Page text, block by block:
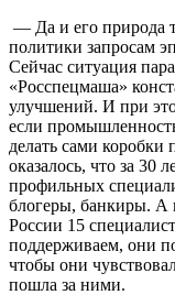
— Да и его природа
политики запросам
Сейчас ситуация
«Росспецмаша»
улучшений. И при
если
делать сами
оказалось, что за 30
профильных
блогеры, банкиры. А
России 15
поддерживаем, они
чтобы они
пошла за ними.